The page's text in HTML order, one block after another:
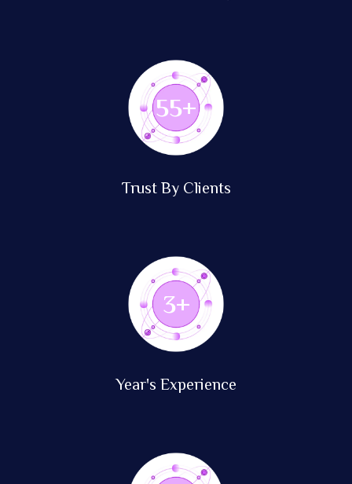
139+
Trust By Clients
8+
Year's Experience